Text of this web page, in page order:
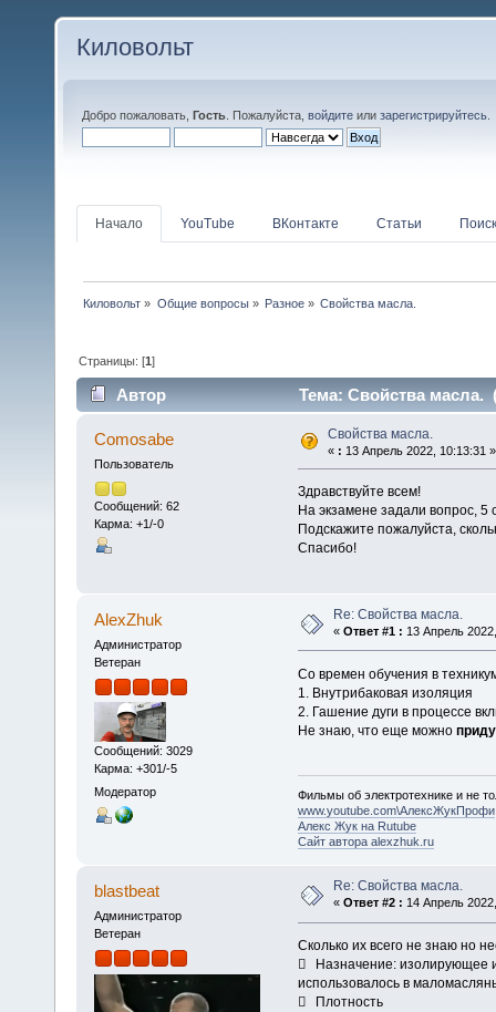
Киловольт
Добро пожаловать, Гость . Пожалуйста, войдите или зарегистрируйтесь
Начало YouTube ВКонтакте Статьи Поиск
Киловольт » Общие вопросы» Разное» Свойства масла.
Страницы: [1]
Автор Тема: Свойства масла.
Comosabe
Пользователь
Сообщений: 62
Карма: +1/-0
Свойства масла.
« : 13 Апрель 2022, 10:13:31 »
Здравствуйте всем!
На экзамене задали вопрос, 5
Подскажите пожалуйста,
Спасибо!
AlexZhuk
Администратор
Ветеран
Сообщений: 3029
Карма: +301/-5
Модератор
Re: Свойства масла.
« Ответ #1 : 13 Апрель
Со времен обучения в
1. Внутрибаковая изоляция
2. Гашение дуги в процессе
Не знаю, что еще можно
Фильмы об электротехнике и не
www.youtube.com\АлексЖукПрофи
Алекс Жук на Rutube
Сайт автора alexzhuk.ru
blastbeat
Администратор
Ветеран
Re: Свойства масла.
« Ответ #2 : 14 Апрель
Сколько их всего не знаю но
 Назначение: изолирующее
использовалось в
 Плотность